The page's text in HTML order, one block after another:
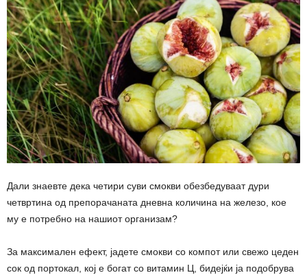
Дали знаевте дека четири суви смокви обезбедуваат дури
четвртина од препорачаната дневна количина на железо, кое
му е потребно на нашиот организам?
За максимален ефект, јадете смокви со компот или свежо цеден
сок од портокал, кој е богат со витамин Ц, бидејќи ја подобрува